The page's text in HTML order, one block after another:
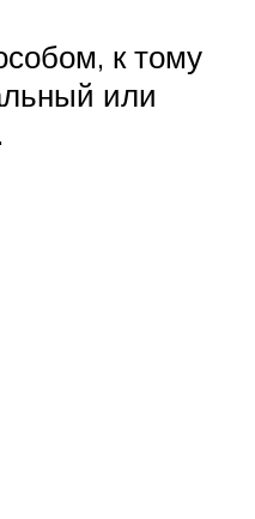
к тому
или